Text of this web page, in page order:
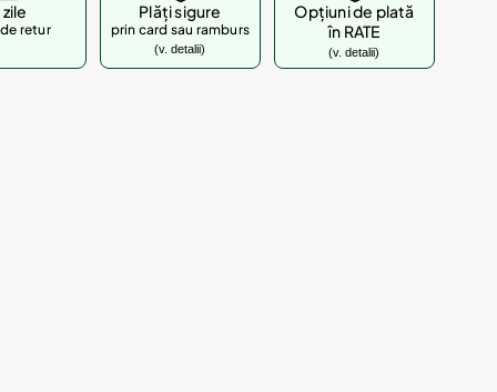
zile
retur
Plăți sigure
prin card sau ramburs
(v. detalii)
Opțiuni de plată
în RATE
(v. detalii)